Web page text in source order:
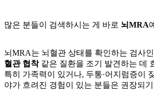
많은 분들이 검색하시는 게 바로 뇌MRA
뇌MRA는 뇌혈관 상태를 확인하는 검사
혈관 협착 같은 질환을 조기 발견하는 데
특히 가족력이 있거나, 두통·어지럼증이
야가 흐려진 경험이 있는 분들은 권장되